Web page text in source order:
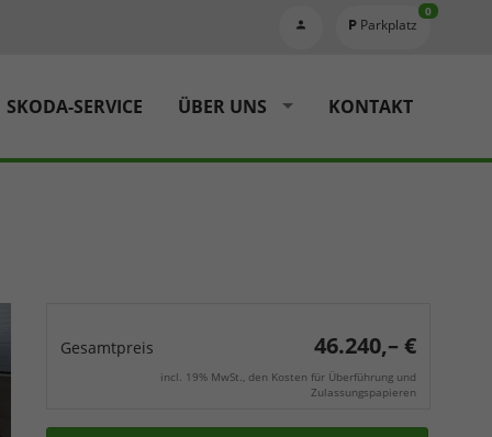
Parkplatz
0
SKODA-SERVICE ÜBER UNS KONTAKT
Gesamtpreis 46.240,– €
incl. 19% MwSt., den Kosten für Überführung und
Zulassungspapieren